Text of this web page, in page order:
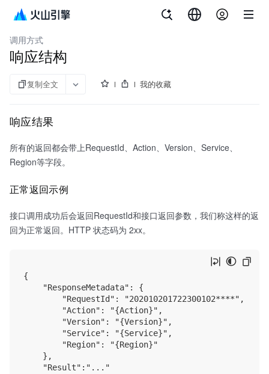
服务器迁移中心
调用方式
响应结构
复制全文 我的收藏
响应结果
所有的返回都会带上RequestId、Action、Version、Service、
Region等字段。
正常返回示例
接口调用成功后会返回RequestId和接口返回参数，我们称这样的返
回为正常返回。HTTP 状态码为 2xx。
{
    "ResponseMetadata": {
        "RequestId": "202010201722300102****",
        "Action": "{Action}",
        "Version": "{Version}",
        "Service": "{Service}",
        "Region": "{Region}"
    },
    "Result":"..."